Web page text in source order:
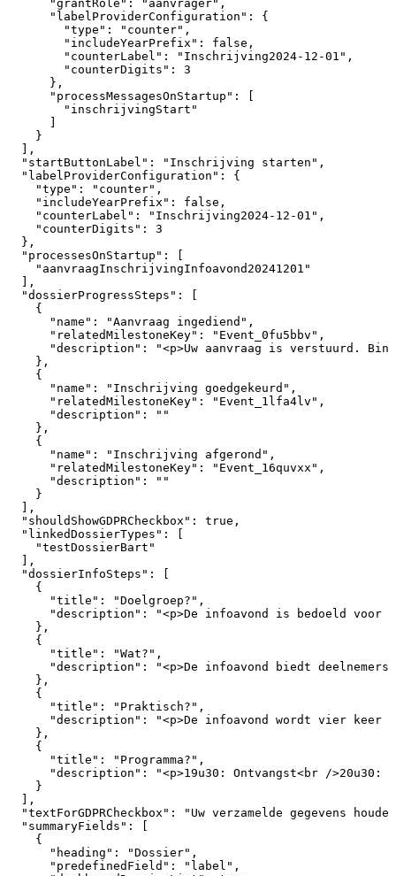
"grantRole":
"aanvrager",
"labelProviderConfiguration":
{
"type":
"counter",
"includeYearPrefix":
false,
"counterLabel":
"Inschrijving2024-12-01",
"counterDigits":
3
},
"processMessagesOnStartup":
"inschrijvingStart"
}
],
"startButtonLabel":
"Inschrijving
starten",
"labelProviderConfiguration":
{
"type":
"counter",
"includeYearPrefix":
false,
"counterLabel":
"Inschrijving2024-12-01",
"counterDigits":
3
},
"processesOnStartup":
"aanvraagInschrijvingInfoavond20241201"
],
"dossierProgressSteps":
{
"name":
"Aanvraag
ingediend",
"relatedMilestoneKey":
"Event_0fu5bbv",
"description":
"<p>Uw aanvraag is verstuurd.
},
{
"name":
"Inschrijving goedgekeurd",
"relatedMilestoneKey":
"Event_1lfa4lv",
"description":
""
},
{
"name":
"Inschrijving
afgerond",
"relatedMilestoneKey":
"Event_16quvxx",
"description":
""
}
],
"shouldShowGDPRCheckbox":
true,
"linkedDossierTypes":
"testDossierBart"
],
"dossierInfoSteps":
{
"title":
"Doelgroep?",
"description":
"<p>De infoavond is bedoeld voor
},
{
"title":
"Wat?",
"description":
"<p>De infoavond biedt deelnemers
},
{
"title":
"Praktisch?",
"description":
"<p>De infoavond wordt vier keer
},
{
"title":
"Programma?",
"description":
"<p>19u30: Ontvangst<br />20u30:
}
],
"textForGDPRCheckbox":
"Uw verzamelde gegevens
houden
"summaryFields":
{
"heading":
"Dossier",
"predefinedField":
"label",